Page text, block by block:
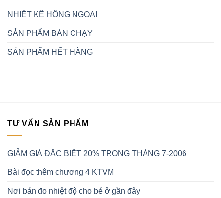
NHIỆT KẾ HỒNG NGOẠI
SẢN PHẨM BÁN CHẠY
SẢN PHẨM HẾT HÀNG
TƯ VẤN SẢN PHẨM
GIẢM GIÁ ĐẶC BIÊT 20% TRONG THÁNG 7-2006
Bài đọc thêm chương 4 KTVM
Nơi bán đo nhiệt độ cho bé ở gần đây